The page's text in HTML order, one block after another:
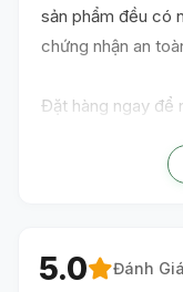
sản phẩm đều có
chứng nhận an
Đặt hàng ngay để
5.0 Đánh